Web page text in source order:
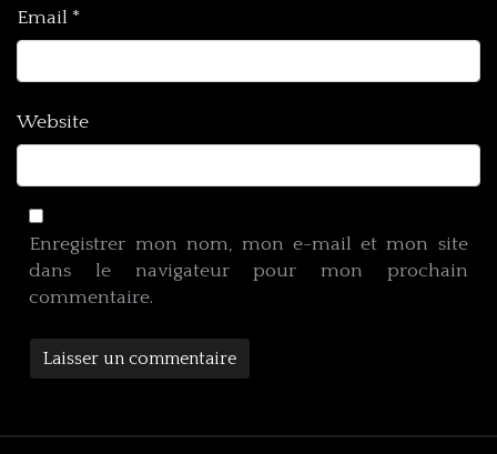
Email *
Website
Enregistrer mon nom, mon e-mail et mon site
dans le navigateur pour mon prochain
commentaire.